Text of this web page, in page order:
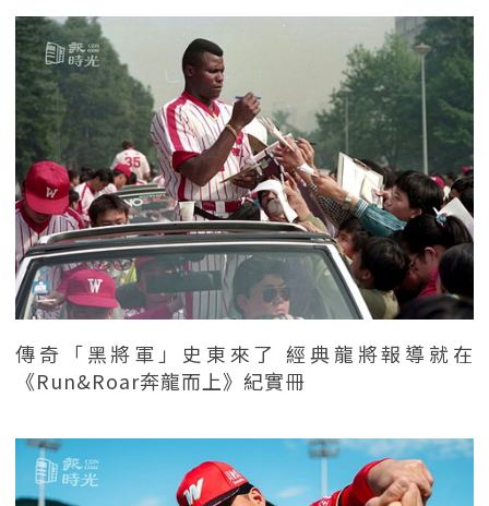
傳奇「黑將軍」史東來了 經典龍將報導就在
《Run&Roar奔龍而上》紀實冊